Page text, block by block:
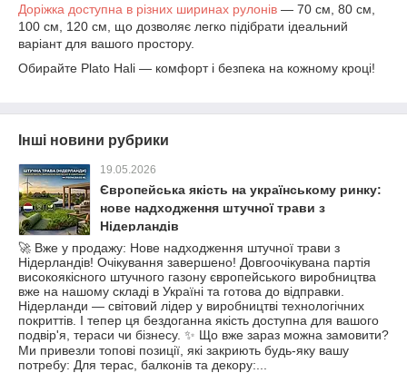
Доріжка доступна в різних ширинах рулонів — 70 см, 80 см,
100 см, 120 см, що дозволяє легко підібрати ідеальний
варіант для вашого простору.
Обирайте Plato Hali — комфорт і безпека на кожному кроці!
Інші новини рубрики
19.05.2026
Європейська якість на українському ринку:
нове надходження штучної трави з
Нідерландів
🚀 Вже у продажу: Нове надходження штучної трави з
Нідерландів! Очікування завершено! Довгоочікувана партія
високоякісного штучного газону європейського виробництва
вже на нашому складі в Україні та готова до відправки.
Нідерланди — світовий лідер у виробництві технологічних
покриттів. І тепер ця бездоганна якість доступна для вашого
подвір'я, тераси чи бізнесу. ✨ Що вже зараз можна замовити?
Ми привезли топові позиції, які закриють будь-яку вашу
потребу: Для терас, балконів та декору:...